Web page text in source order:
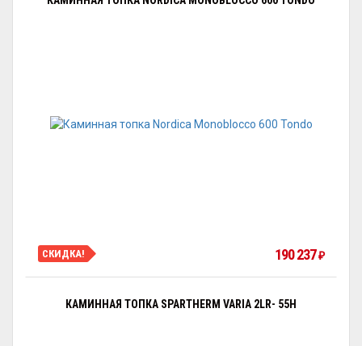
СКИДКА! 190 237₽
КАМИННАЯ ТОПКА SPARTHERM VARIA 2LR- 55H